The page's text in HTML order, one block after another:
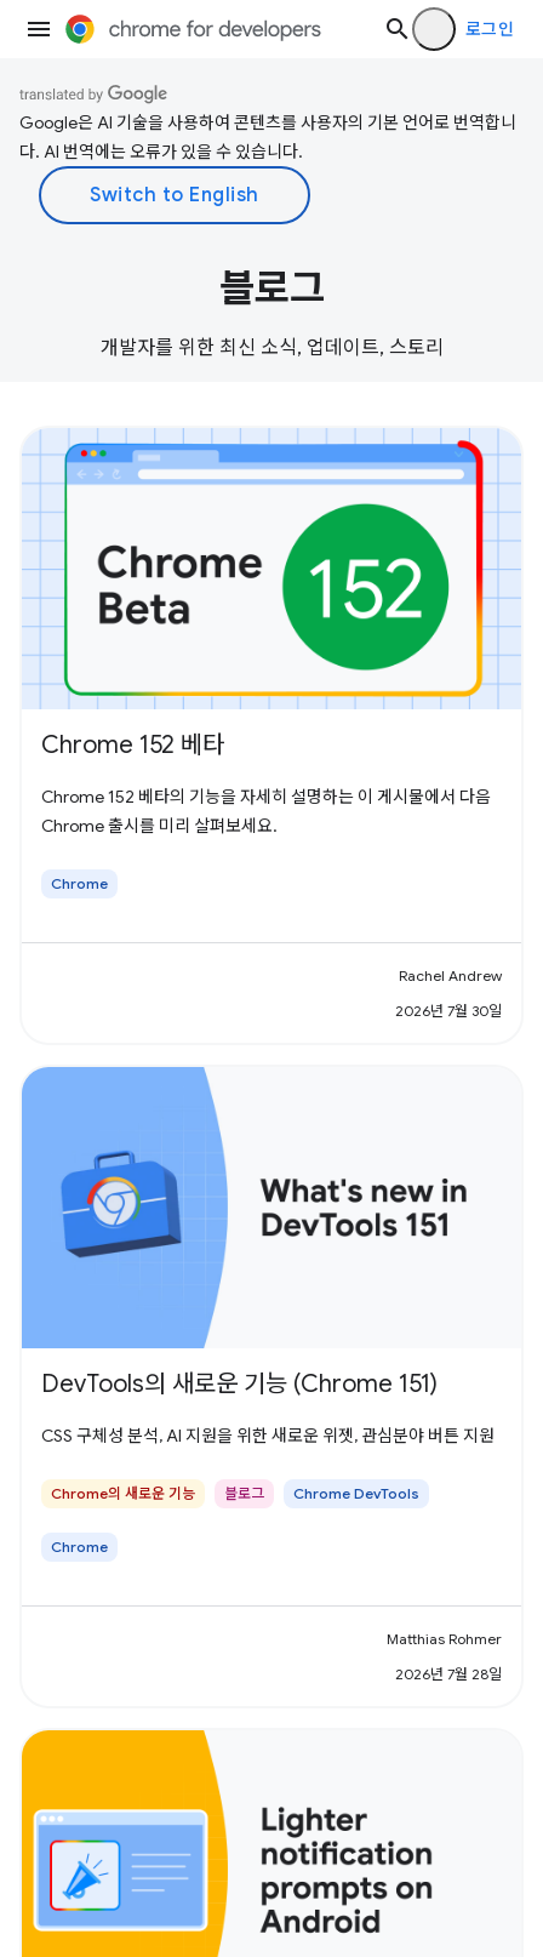
로그인
Google은 AI 기술을 사용하여 콘텐츠를 사용자의 기본 언어로 번역합니
다. AI 번역에는 오류가 있을 수 있습니다.
블로그
개발자를 위한 최신 소식, 업데이트, 스토리
Chrome 152 베타
Chrome 152 베타의 기능을 자세히 설명하는 이 게시물에서 다음
Chrome 출시를 미리 살펴보세요.
Chrome
Rachel Andrew
2026년 7월 30일
DevTools의 새로운 기능 (Chrome 151)
CSS 구체성 분석, AI 지원을 위한 새로운 위젯, 관심분야 버튼 지원
Chrome의 새로운 기능 블로그 Chrome DevTools
Chrome
Matthias Rohmer
2026년 7월 28일